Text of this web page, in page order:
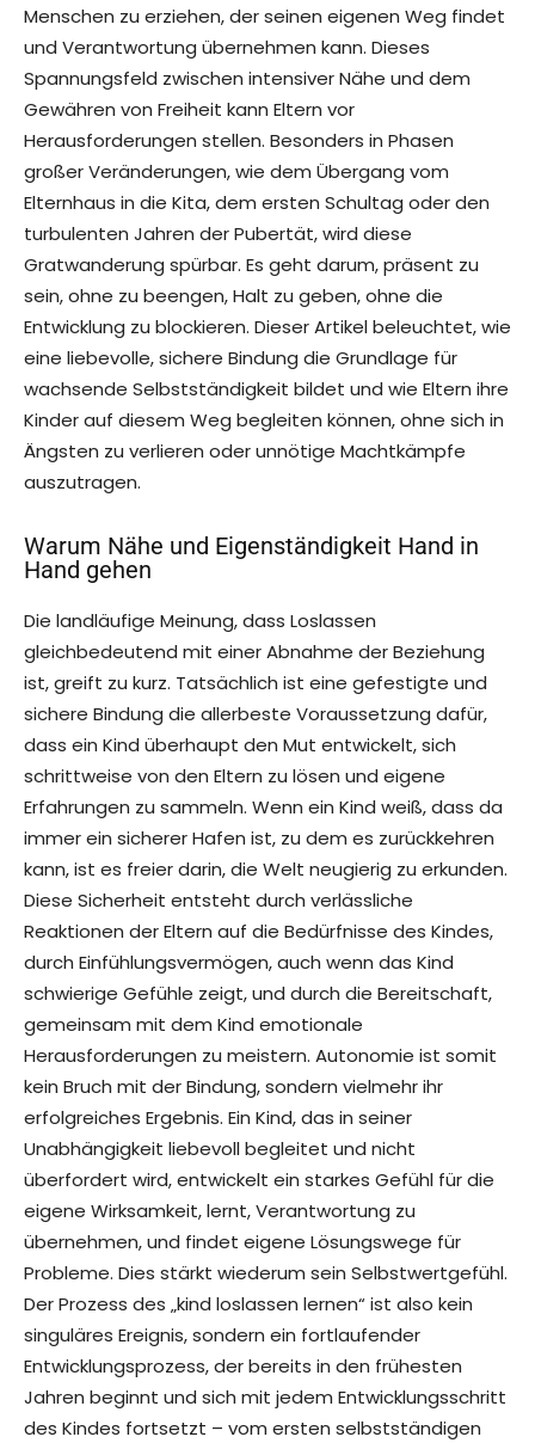
Menschen zu erziehen, der seinen eigenen Weg findet
und Verantwortung übernehmen kann. Dieses
Spannungsfeld zwischen intensiver Nähe und dem
Gewähren von Freiheit kann Eltern vor
Herausforderungen stellen. Besonders in Phasen
großer Veränderungen, wie dem Übergang vom
Elternhaus in die Kita, dem ersten Schultag oder den
turbulenten Jahren der Pubertät, wird diese
Gratwanderung spürbar. Es geht darum, präsent zu
sein, ohne zu beengen, Halt zu geben, ohne die
Entwicklung zu blockieren. Dieser Artikel beleuchtet, wie
eine liebevolle, sichere Bindung die Grundlage für
wachsende Selbstständigkeit bildet und wie Eltern ihre
Kinder auf diesem Weg begleiten können, ohne sich in
Ängsten zu verlieren oder unnötige Machtkämpfe
auszutragen.
Warum Nähe und Eigenständigkeit Hand in
Hand gehen
Die landläufige Meinung, dass Loslassen
gleichbedeutend mit einer Abnahme der Beziehung
ist, greift zu kurz. Tatsächlich ist eine gefestigte und
sichere Bindung die allerbeste Voraussetzung dafür,
dass ein Kind überhaupt den Mut entwickelt, sich
schrittweise von den Eltern zu lösen und eigene
Erfahrungen zu sammeln. Wenn ein Kind weiß, dass da
immer ein sicherer Hafen ist, zu dem es zurückkehren
kann, ist es freier darin, die Welt neugierig zu erkunden.
Diese Sicherheit entsteht durch verlässliche
Reaktionen der Eltern auf die Bedürfnisse des Kindes,
durch Einfühlungsvermögen, auch wenn das Kind
schwierige Gefühle zeigt, und durch die Bereitschaft,
gemeinsam mit dem Kind emotionale
Herausforderungen zu meistern. Autonomie ist somit
kein Bruch mit der Bindung, sondern vielmehr ihr
erfolgreiches Ergebnis. Ein Kind, das in seiner
Unabhängigkeit liebevoll begleitet und nicht
überfordert wird, entwickelt ein starkes Gefühl für die
eigene Wirksamkeit, lernt, Verantwortung zu
übernehmen, und findet eigene Lösungswege für
Probleme. Dies stärkt wiederum sein Selbstwertgefühl.
Der Prozess des „kind loslassen lernen“ ist also kein
singuläres Ereignis, sondern ein fortlaufender
Entwicklungsprozess, der bereits in den frühesten
Jahren beginnt und sich mit jedem Entwicklungsschritt
des Kindes fortsetzt – vom ersten selbstständigen